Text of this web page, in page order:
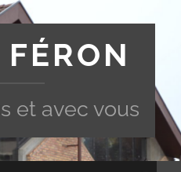
et avec vous